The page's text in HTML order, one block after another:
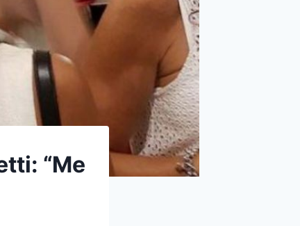
“Me